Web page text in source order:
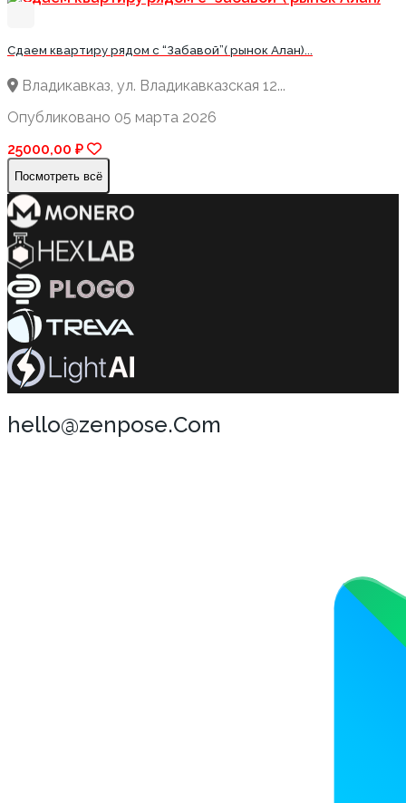
Сдаем квартиру рядом с “Забавой”( рынок Алан)...
Владикавказ, ул. Владикавказская 12...
Опубликовано 05 марта 2026
25000,00 ₽
Посмотреть всё
hello@zenpose.Com